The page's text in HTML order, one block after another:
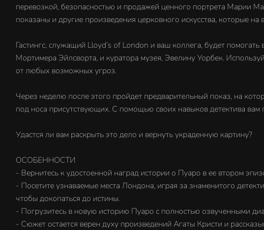
перевозкой, безопасностью и продажей ценного портрета Марии
показаны и другие произведения церковного искусства, которые
Гастингс, служащий Lloyd’s of London и ваш коллега, будет
Мортимера Эйлсворта, и куратора музея, Эвелину Уорбек.
от любых возможных угроз.
Через неделю после этого пройдет предварительный показ, на
под носа присутствующих. С помощью своих навыков детектива вам
Удастся ли вам раскрыть это дело и вернуть украденную картину?
ОСОБЕННОСТИ
- Вернитесь к удостоенной наград истории о Пуаро в ее втором
- Посетите узнаваемые места Лондона, играя за знаменитого
чтобы докопаться до истины.
- Погрузитесь в новую историю Пуаро с полностью озвученными
- Сюжет остается верен духу произведений Агаты Кристи и